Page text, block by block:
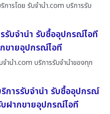
การโดย รับจํานํา.com บริการรับ
รับจำนำ รับซื้ออุปกรณ์ไอที
ขายอุปกรณ์ไอที
จํานํา.com บริการรับจำนำของทุก
การรับจำนำ รับซื้ออุปกรณ์
ฝากขายอุปกรณ์ไอที